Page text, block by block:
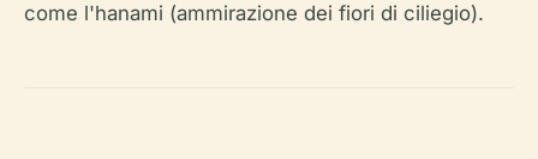
come l'hanami (ammirazione dei fiori di ciliegio).